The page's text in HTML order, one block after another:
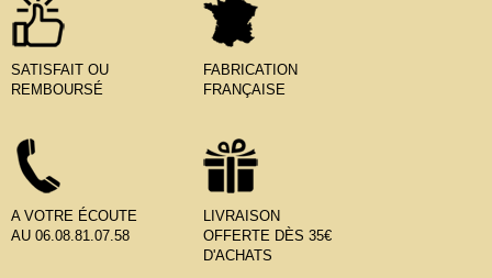
SATISFAIT OU
REMBOURSÉ
FABRICATION
FRANÇAISE
A VOTRE ÉCOUTE
AU 06.08.81.07.58
LIVRAISON
OFFERTE DÈS 35€
D'ACHATS